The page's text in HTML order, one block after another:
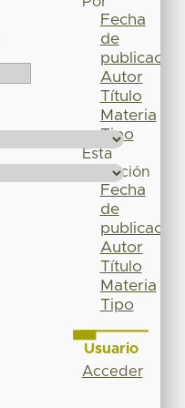
Fecha
de
publicación
Autor
Título
Materia
Tipo
Esta
colección
Fecha
de
publicación
Autor
Título
Materia
Tipo
Usuario
Acceder